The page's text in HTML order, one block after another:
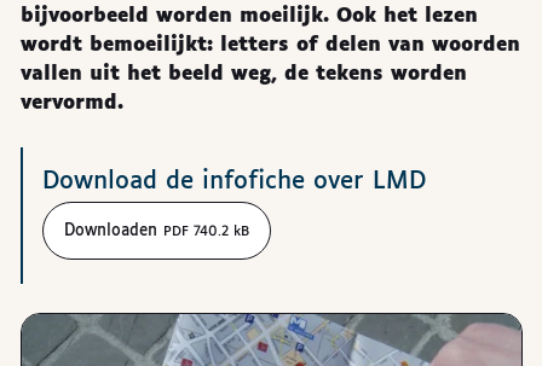
bijvoorbeeld worden moeilijk. Ook het lezen
wordt bemoeilijkt: letters of delen van woorden
vallen uit het beeld weg, de tekens worden
vervormd.
Downloads
Download de infofiche over LMD
Downloaden PDF 740.2 kB